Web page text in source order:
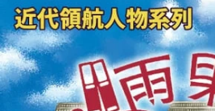
天天免運 美食蛋糕 養
居家生活 3C家電 運